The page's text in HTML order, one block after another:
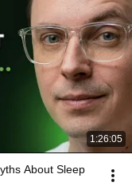
1:26:05
About Sleep